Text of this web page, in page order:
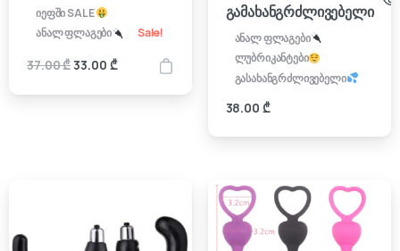
იეფში SALE
ანალ ფლაგები
Sale!
37.00₾Original
33.00 ₾Current
გამახანგრძლივებელი
ანალ ფლაგები
ლუბრიკანტები
გასახანგრძლივებელი
38.00 ₾